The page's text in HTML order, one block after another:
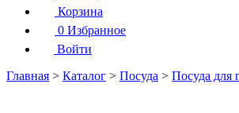
Корзина
0 Избранное
Войти
Главная > Каталог > Посуда > Посуда для